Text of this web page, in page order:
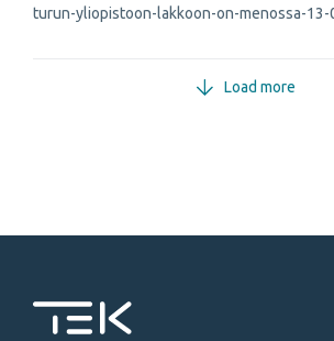
turun-yliopistoon-lakkoon-on-menossa-
Load more